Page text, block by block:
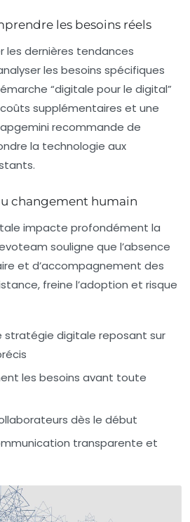
les besoins réels
les dernières tendances
les besoins spécifiques
“digitale pour le digital”
supplémentaires et une
recommande de
la technologie aux
changement humain
impacte profondément la
souligne que l’absence
et d’accompagnement des
freine l’adoption et risque
stratégie digitale reposant sur
les besoins avant toute
dès le début
transparente et